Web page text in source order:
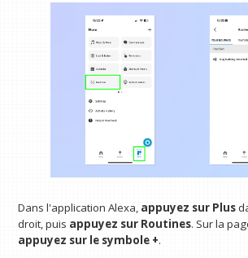
Dans l'application Alexa, appuyez sur Plus
droit, puis appuyez sur Routines. Sur la
appuyez sur le symbole +.